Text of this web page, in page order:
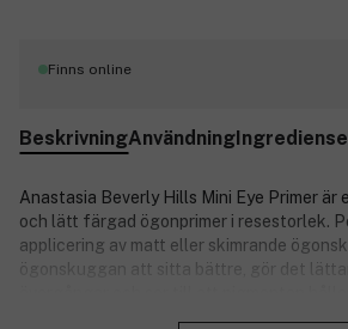
Finns online
BeskrivningAnvändning
Anastasia Beverly Hills Mini Eye Primer
och lätt färgad ögonprimer i resestorlek.
applicering av matt eller skimrande
ögonskuggan att sitta bättre, gör det